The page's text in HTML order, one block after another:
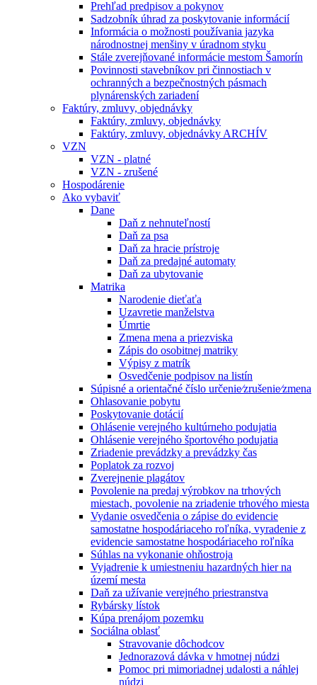
Prehľad predpisov a pokynov
Sadzobník úhrad za poskytovanie informácií
Informácia o možnosti používania jazyka
národnostnej menšiny v úradnom styku
Stále zverejňované informácie mestom Šamorín
Povinnosti stavebníkov pri činnostiach v
ochranných a bezpečnostných pásmach
plynárenských zariadení
Faktúry, zmluvy, objednávky
Faktúry, zmluvy, objednávky
Faktúry, zmluvy, objednávky ARCHÍV
VZN
VZN - platné
VZN - zrušené
Hospodárenie
Ako vybaviť
Dane
Daň z nehnuteľností
Daň za psa
Daň za hracie prístroje
Daň za predajné automaty
Daň za ubytovanie
Matrika
Narodenie dieťaťa
Uzavretie manželstva
Úmrtie
Zmena mena a priezviska
Zápis do osobitnej matriky
Výpisy z matrík
Osvedčenie podpisov na listín
Súpisné a orientačné číslo určenie⁄zrušenie⁄zmena
Ohlasovanie pobytu
Poskytovanie dotácií
Ohlásenie verejného kultúrneho podujatia
Ohlásenie verejného športového podujatia
Zriadenie prevádzky a prevádzky čas
Poplatok za rozvoj
Zverejnenie plagátov
Povolenie na predaj výrobkov na trhových
miestach, povolenie na zriadenie trhového miesta
Vydanie osvedčenia o zápise do evidencie
samostatne hospodáriaceho roľníka, vyradenie z
evidencie samostatne hospodáriaceho roľníka
Súhlas na vykonanie ohňostroja
Vyjadrenie k umiestneniu hazardných hier na
území mesta
Daň za užívanie verejného priestranstva
Rybársky lístok
Kúpa prenájom pozemku
Sociálna oblasť
Stravovanie dôchodcov
Jednorazová dávka v hmotnej núdzi
Pomoc pri mimoriadnej udalosti a náhlej
núdzi